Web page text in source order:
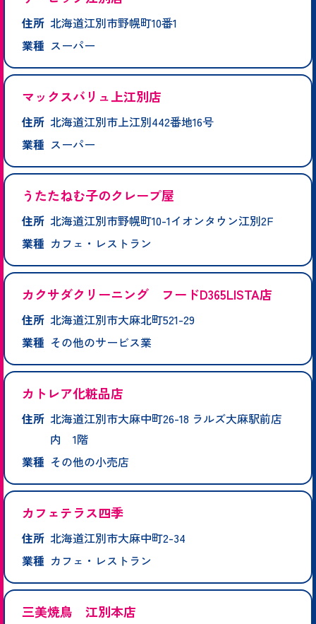
住所 北海道江別市野幌町10番1
業種 スーパー
マックスバリュ上江別店
住所 北海道江別市上江別442番地16号
業種 スーパー
うたたねむ子のクレープ屋
住所 北海道江別市野幌町10-1イオンタウン江別2F
業種 カフェ・レストラン
カクサダクリーニング フードD365LISTA店
住所 北海道江別市大麻北町521-29
業種 その他のサービス業
カトレア化粧品店
住所 北海道江別市大麻中町26-18 ラルズ大麻駅前店
内 1階
業種 その他の小売店
カフェテラス四季
住所 北海道江別市大麻中町2-34
業種 カフェ・レストラン
三美焼鳥 江別本店